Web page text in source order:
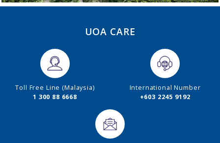
UOA CARE
Toll Free Line (Malaysia)
1 300 88 6668
International Number
+603 2245 9192